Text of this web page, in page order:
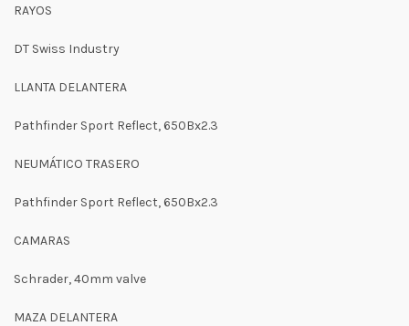
RAYOS
DT Swiss Industry
LLANTA DELANTERA
Pathfinder Sport Reflect, 650Bx2.3
NEUMÁTICO TRASERO
Pathfinder Sport Reflect, 650Bx2.3
CAMARAS
Schrader, 40mm valve
MAZA DELANTERA